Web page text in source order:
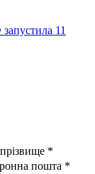
11
*
пошта *